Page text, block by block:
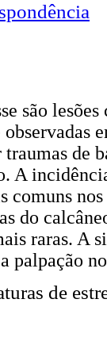
são
traumas de
A
comuns
do
raras. A
palpação
de